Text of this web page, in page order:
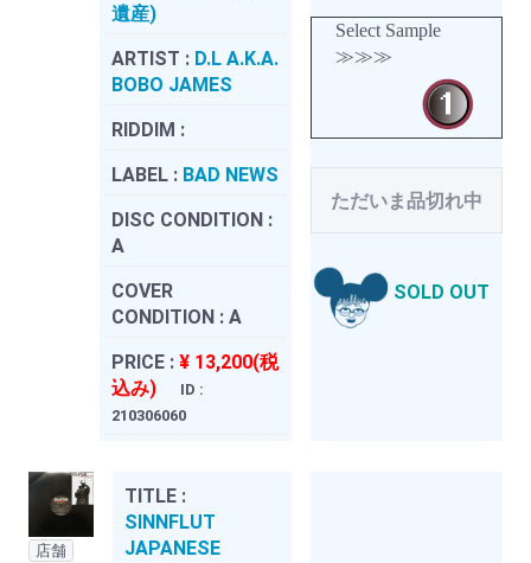
遺産)
ARTIST : D.L A.K.A.
BOBO JAMES
RIDDIM :
LABEL : BAD NEWS
DISC CONDITION :
A
COVER
CONDITION : A
PRICE : ¥ 13,200(税
込み)
ID :
210306060
Select Sample
≫≫≫
ただいま品切れ中
SOLD OUT
店舗
TITLE :
SINNFLUT
JAPANESE